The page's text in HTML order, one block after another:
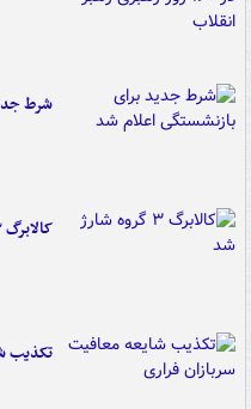
شرط
کالابرگ ۳ گروه شارژ شد
تکذیب